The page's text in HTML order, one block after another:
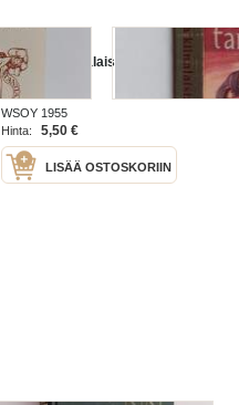
Kuuluisia kiinalaisia tarinoita
WSOY 1955
Hinta:
5,50 €
LISÄÄ OSTOSKORIIN